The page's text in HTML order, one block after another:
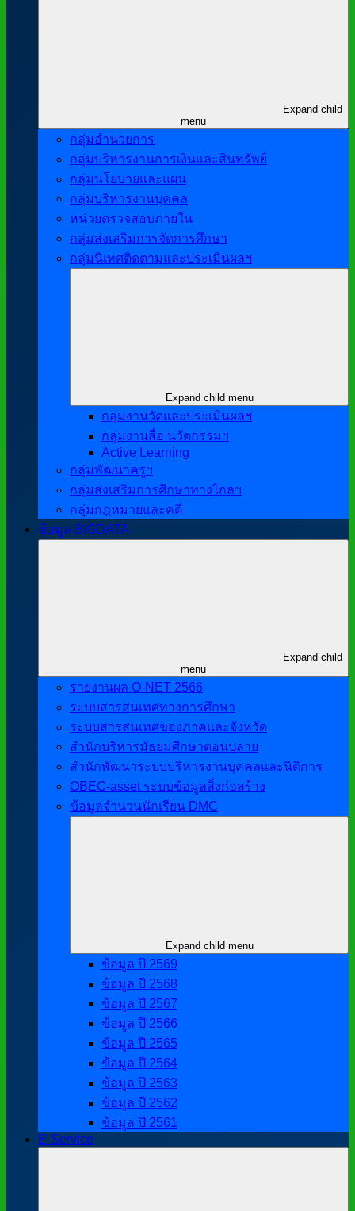
Expand child
menu
กลุ่มอำนวยการ
กลุ่มบริหารงานการเงินและสินทรัพย์
กลุ่มนโยบายและแผน
กลุ่มบริหารงานบุคคล
หน่วยตรวจสอบภายใน
กลุ่มส่งเสริมการจัดการศึกษา
กลุ่มนิเทศติดตามและประเมินผลฯ
Expand child menu
กลุ่มงานวัดและประเมินผลฯ
กลุ่มงานสื่อ นวัตกรรมฯ
Active Learning
กลุ่มพัฒนาครูฯ
กลุ่มส่งเสริมการศึกษาทางไกลฯ
กลุ่มกฎหมายและคดี
ข้อมูล BIGDATA
Expand child
menu
รายงานผล O-NET 2566
ระบบสารสนเทศทางการศึกษา
ระบบสารสนเทศของภาคและจังหวัด
สำนักบริหารมัธยมศึกษาตอนปลาย
สำนักพัฒนาระบบบริหารงานบุคคลและนิติการ
OBEC-asset ระบบข้อมูลสิ่งก่อสร้าง
ข้อมูลจำนวนนักเรียน DMC
Expand child menu
ข้อมูล ปี 2569
ข้อมูล ปี 2568
ข้อมูล ปี 2567
ข้อมูล ปี 2566
ข้อมูล ปี 2565
ข้อมูล ปี 2564
ข้อมูล ปี 2563
ข้อมูล ปี 2562
ข้อมูล ปี 2561
E-Service